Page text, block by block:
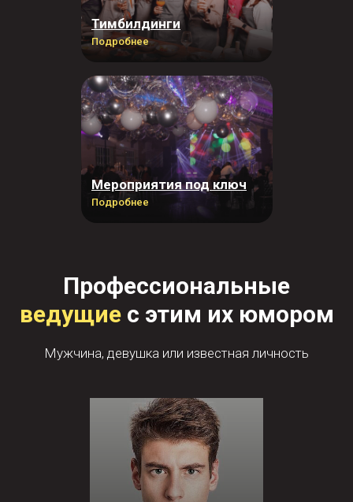
Подробнее
Мероприятия под ключ
Подробнее
Тимбилдинги
Профессиональные
ведущие с этим их юмором
Мужчина, девушка или известная личность